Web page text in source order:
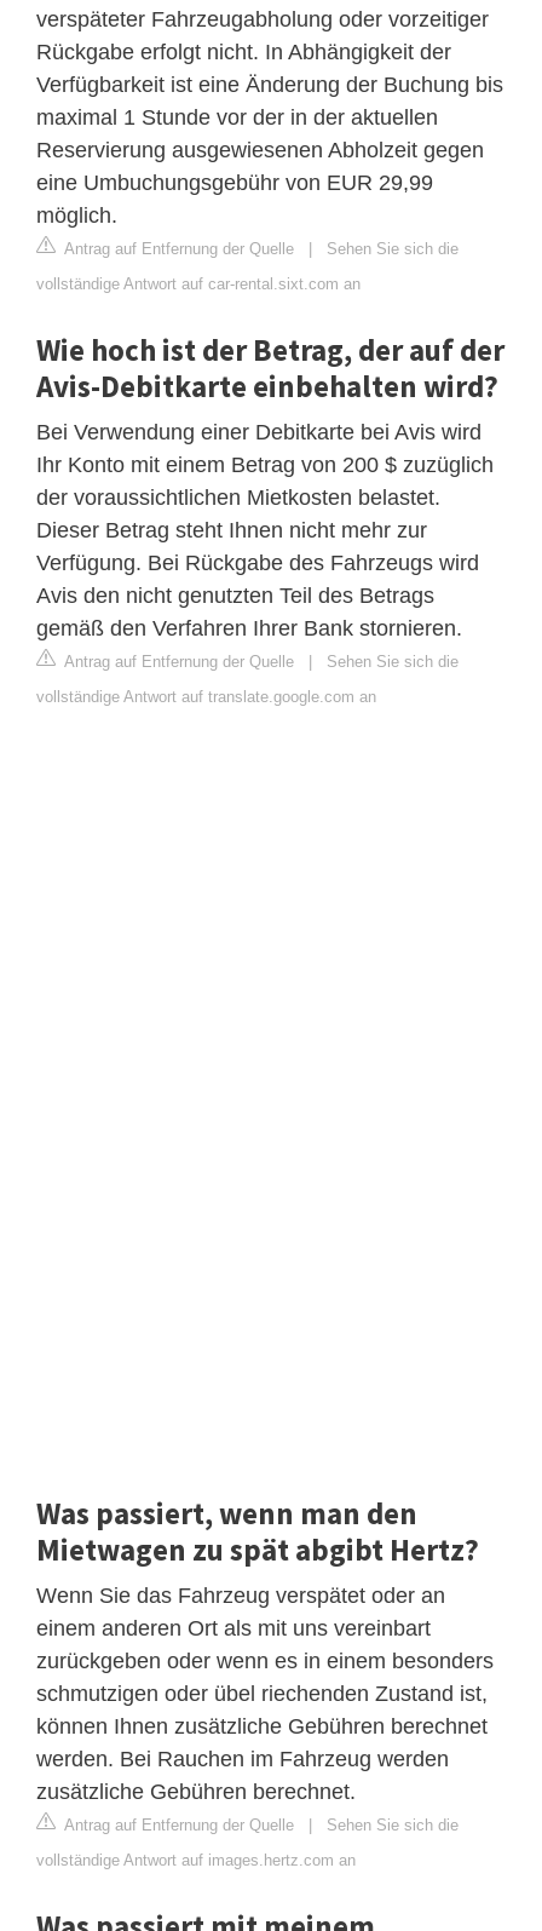
verspäteter Fahrzeugabholung oder vorzeitiger
Rückgabe erfolgt nicht. In Abhängigkeit der
Verfügbarkeit ist eine Änderung der Buchung bis
maximal 1 Stunde vor der in der aktuellen
Reservierung ausgewiesenen Abholzeit gegen
eine Umbuchungsgebühr von EUR 29,99
möglich.
Antrag auf Entfernung der Quelle | Sehen Sie sich die
vollständige Antwort auf car-rental.sixt.com an
Wie hoch ist der Betrag, der auf der
Avis-Debitkarte einbehalten wird?
Bei Verwendung einer Debitkarte bei Avis wird
Ihr Konto mit einem Betrag von 200 $ zuzüglich
der voraussichtlichen Mietkosten belastet.
Dieser Betrag steht Ihnen nicht mehr zur
Verfügung. Bei Rückgabe des Fahrzeugs wird
Avis den nicht genutzten Teil des Betrags
gemäß den Verfahren Ihrer Bank stornieren.
Antrag auf Entfernung der Quelle | Sehen Sie sich die
vollständige Antwort auf translate.google.com an
Was passiert, wenn man den
Mietwagen zu spät abgibt Hertz?
Wenn Sie das Fahrzeug verspätet oder an
einem anderen Ort als mit uns vereinbart
zurückgeben oder wenn es in einem besonders
schmutzigen oder übel riechenden Zustand ist,
können Ihnen zusätzliche Gebühren berechnet
werden. Bei Rauchen im Fahrzeug werden
zusätzliche Gebühren berechnet.
Antrag auf Entfernung der Quelle | Sehen Sie sich die
vollständige Antwort auf images.hertz.com an